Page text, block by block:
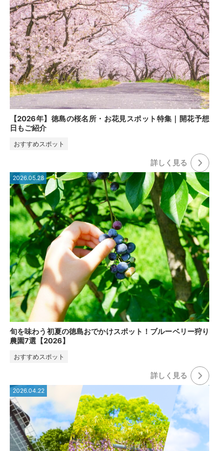
【2026年】徳島の桜名所・お花見スポット特集｜開花予想
日もご紹介
おすすめスポット
詳しく⾒る
2026.05.28
旬を味わう初夏の徳島おでかけスポット！ブルーベリー狩り
農園7選【2026】
おすすめスポット
詳しく⾒る
2026.04.22